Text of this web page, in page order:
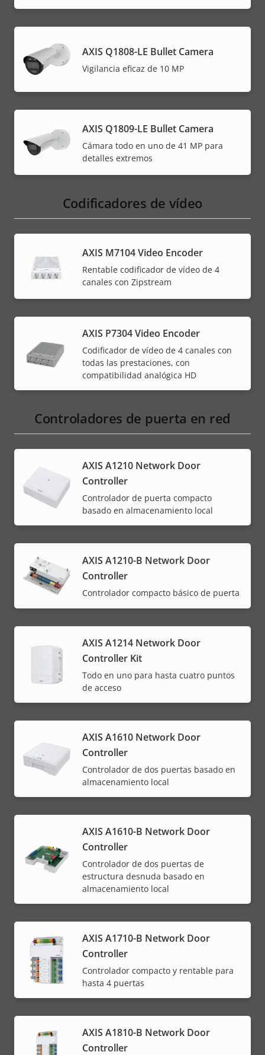
AXIS Q1808-LE Bullet Camera
Vigilancia eficaz de 10 MP
AXIS Q1809-LE Bullet Camera
Cámara todo en uno de 41 MP para
detalles extremos
Codificadores de vídeo
AXIS M7104 Video Encoder
Rentable codificador de vídeo de 4
canales con Zipstream
AXIS P7304 Video Encoder
Codificador de vídeo de 4 canales con
todas las prestaciones, con
compatibilidad analógica HD
Controladores de puerta en red
AXIS A1210 Network Door
Controller
Controlador de puerta compacto
basado en almacenamiento local
AXIS A1210-B Network Door
Controller
Controlador compacto básico de puerta
AXIS A1214 Network Door
Controller Kit
Todo en uno para hasta cuatro puntos
de acceso
AXIS A1610 Network Door
Controller
Controlador de dos puertas basado en
almacenamiento local
AXIS A1610-B Network Door
Controller
Controlador de dos puertas de
estructura desnuda basado en
almacenamiento local
AXIS A1710-B Network Door
Controller
Controlador compacto y rentable para
hasta 4 puertas
AXIS A1810-B Network Door
Controller